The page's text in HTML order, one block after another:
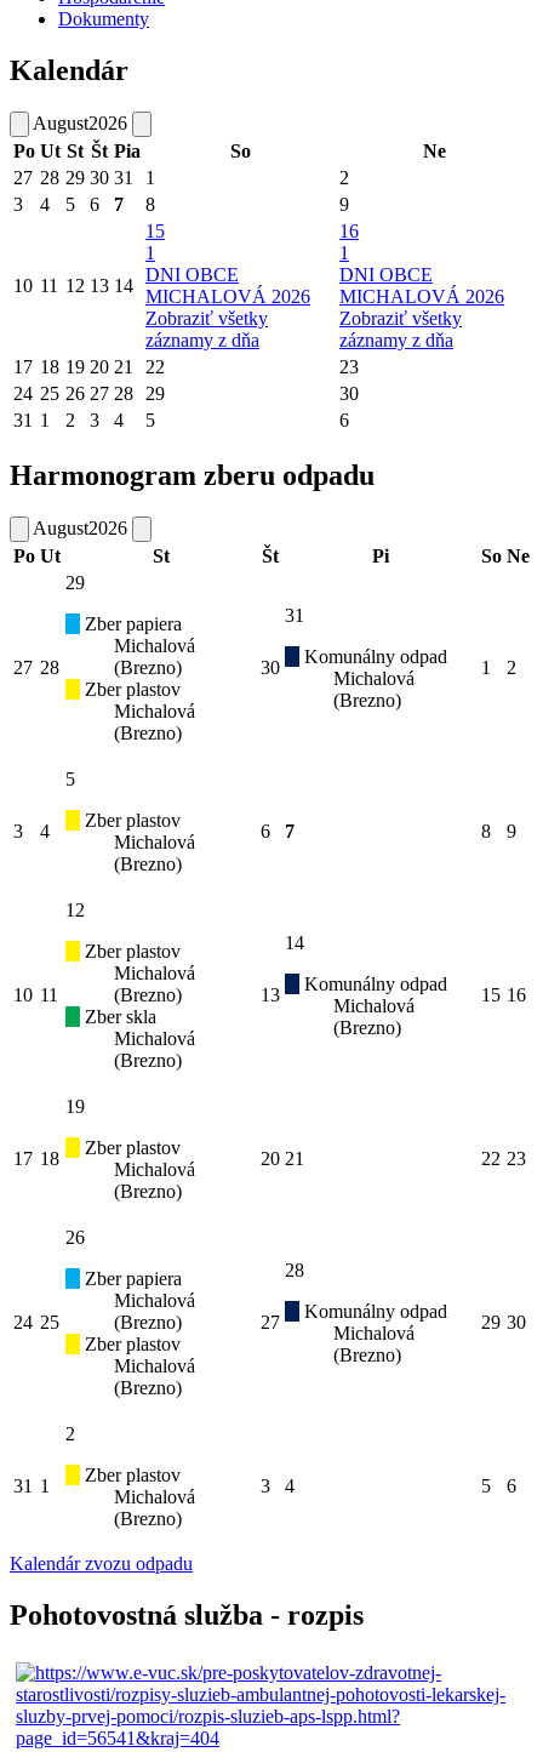
Dokumenty
Kalendár
August2026
Po Ut St Št Pia So
Ne
27 28 29 30 31 1
2
3
4 5 6 7 8 9
10 11 12 13 14
15
1
DNI OBCE
MICHALOVÁ 2026
Zobraziť všetky
záznamy z dňa
16
1
DNI OBCE
MICHALOVÁ 2026
Zobraziť všetky
záznamy z dňa
17 18 19 20 21 22
23
24 25 26 27 28 29
30
31 1 2 3 4 5 6
Harmonogram zberu odpadu
August2026
Po Ut St Št Pi So Ne
27 28
29
Zber papiera
Michalová
(Brezno)
Zber plastov
Michalová
(Brezno)
30
31
Komunálny odpad
Michalová
(Brezno)
1 2
3 4
5
Zber plastov
Michalová
(Brezno)
6 7 8 9
10 11
12
Zber plastov
Michalová
(Brezno)
Zber skla
Michalová
(Brezno)
13
14
Komunálny odpad
Michalová
(Brezno)
15 16
17 18
19
Zber plastov
Michalová
(Brezno)
20 21 22 23
24 25
26
Zber papiera
Michalová
(Brezno)
Zber plastov
Michalová
(Brezno)
27
28
Komunálny odpad
Michalová
(Brezno)
29 30
31 1
2
Zber plastov
Michalová
(Brezno)
3 4 5 6
Kalendár zvozu odpadu
Pohotovostná služba - rozpis